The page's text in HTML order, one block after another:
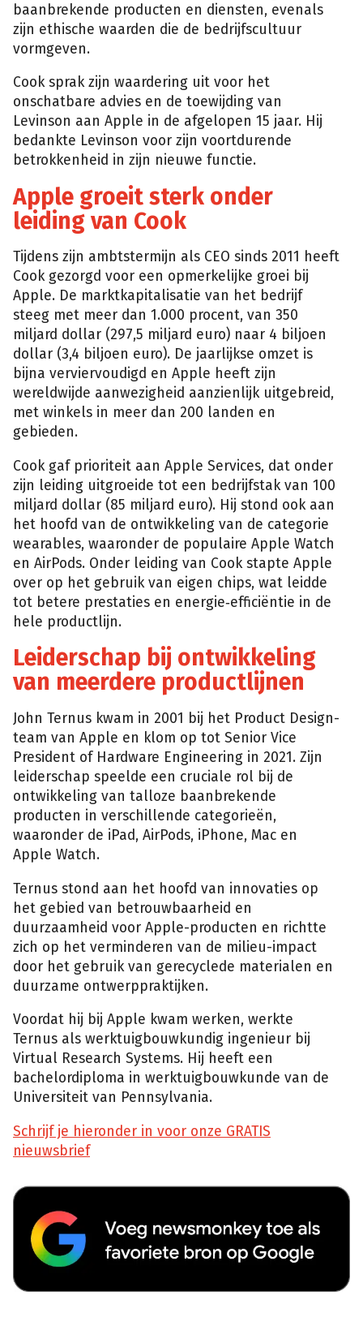
baanbrekende producten en diensten, evenals
zijn ethische waarden die de bedrijfscultuur
vormgeven.
Cook sprak zijn waardering uit voor het
onschatbare advies en de toewijding van
Levinson aan Apple in de afgelopen 15 jaar. Hij
bedankte Levinson voor zijn voortdurende
betrokkenheid in zijn nieuwe functie.
Apple groeit sterk onder
leiding van Cook
Tijdens zijn ambtstermijn als CEO sinds 2011 heeft
Cook gezorgd voor een opmerkelijke groei bij
Apple. De marktkapitalisatie van het bedrijf
steeg met meer dan 1.000 procent, van 350
miljard dollar (297,5 miljard euro) naar 4 biljoen
dollar (3,4 biljoen euro). De jaarlijkse omzet is
bijna verviervoudigd en Apple heeft zijn
wereldwijde aanwezigheid aanzienlijk uitgebreid,
met winkels in meer dan 200 landen en
gebieden.
Cook gaf prioriteit aan Apple Services, dat onder
zijn leiding uitgroeide tot een bedrijfstak van 100
miljard dollar (85 miljard euro). Hij stond ook aan
het hoofd van de ontwikkeling van de categorie
wearables, waaronder de populaire Apple Watch
en AirPods. Onder leiding van Cook stapte Apple
over op het gebruik van eigen chips, wat leidde
tot betere prestaties en energie‑efficiëntie in de
hele productlijn.
Leiderschap bij ontwikkeling
van meerdere productlijnen
John Ternus kwam in 2001 bij het Product Design-
team van Apple en klom op tot Senior Vice
President of Hardware Engineering in 2021. Zijn
leiderschap speelde een cruciale rol bij de
ontwikkeling van talloze baanbrekende
producten in verschillende categorieën,
waaronder de iPad, AirPods, iPhone, Mac en
Apple Watch.
Ternus stond aan het hoofd van innovaties op
het gebied van betrouwbaarheid en
duurzaamheid voor Apple-producten en richtte
zich op het verminderen van de milieu-impact
door het gebruik van gerecyclede materialen en
duurzame ontwerppraktijken.
Voordat hij bij Apple kwam werken, werkte
Ternus als werktuigbouwkundig ingenieur bij
Virtual Research Systems. Hij heeft een
bachelordiploma in werktuigbouwkunde van de
Universiteit van Pennsylvania.
Schrijf je hieronder in voor onze GRATIS
nieuwsbrief